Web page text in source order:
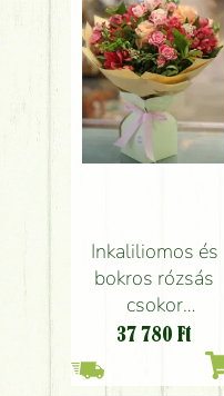
Inkaliliomos és
bokros rózsás
csokor
papírvázában (19
37 780 Ft